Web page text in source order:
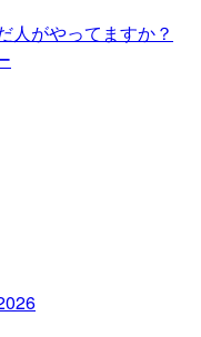
人がやってますか？